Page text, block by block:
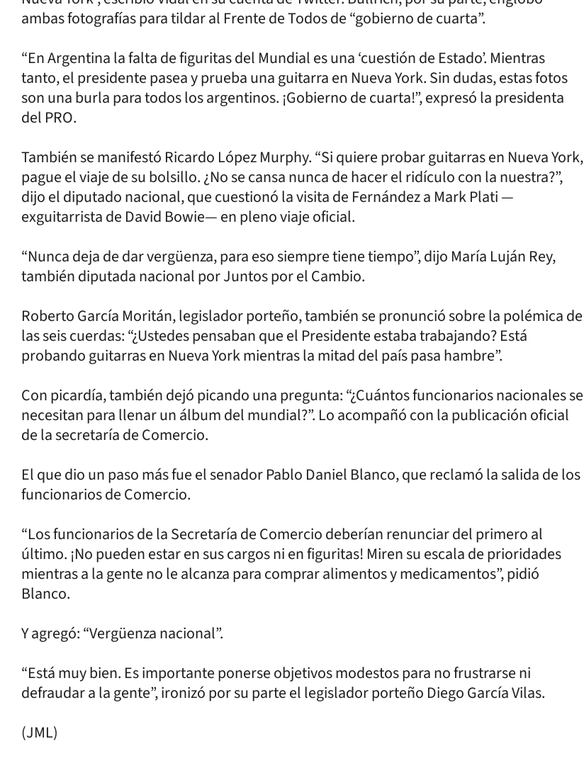
ambas fotografías para tildar al Frente de Todos de “gobierno de cuarta”.
“En Argentina la falta de figuritas del Mundial es una ‘cuestión de Estado’. Mientras
tanto, el presidente pasea y prueba una guitarra en Nueva York. Sin dudas, estas fotos
son una burla para todos los argentinos. ¡Gobierno de cuarta!”, expresó la presidenta
del PRO.
También se manifestó Ricardo López Murphy. “Si quiere probar guitarras en Nueva York,
pague el viaje de su bolsillo. ¿No se cansa nunca de hacer el ridículo con la nuestra?”,
dijo el diputado nacional, que cuestionó la visita de Fernández a Mark Plati —
exguitarrista de David Bowie— en pleno viaje oficial.
“Nunca deja de dar vergüenza, para eso siempre tiene tiempo”, dijo María Luján Rey,
también diputada nacional por Juntos por el Cambio.
Roberto García Moritán, legislador porteño, también se pronunció sobre la polémica de
las seis cuerdas: “¿Ustedes pensaban que el Presidente estaba trabajando? Está
probando guitarras en Nueva York mientras la mitad del país pasa hambre”.
Con picardía, también dejó picando una pregunta: “¿Cuántos funcionarios nacionales se
necesitan para llenar un álbum del mundial?”. Lo acompañó con la publicación oficial
de la secretaría de Comercio.
El que dio un paso más fue el senador Pablo Daniel Blanco, que reclamó la salida de los
funcionarios de Comercio.
“Los funcionarios de la Secretaría de Comercio deberían renunciar del primero al
último. ¡No pueden estar en sus cargos ni en figuritas! Miren su escala de prioridades
mientras a la gente no le alcanza para comprar alimentos y medicamentos”, pidió
Blanco.
Y agregó: “Vergüenza nacional”.
“Está muy bien. Es importante ponerse objetivos modestos para no frustrarse ni
defraudar a la gente”, ironizó por su parte el legislador porteño Diego García Vilas.
(JML)